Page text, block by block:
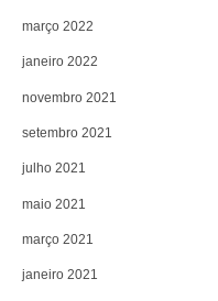
março 2022
janeiro 2022
novembro 2021
setembro 2021
julho 2021
maio 2021
março 2021
janeiro 2021